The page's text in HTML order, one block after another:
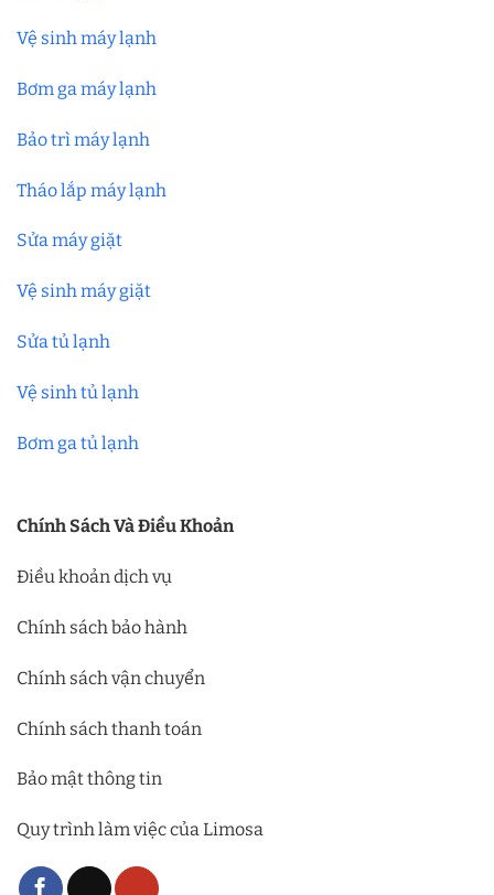
Vệ sinh máy lạnh
Bơm ga máy lạnh
Bảo trì máy lạnh
Tháo lắp máy lạnh
Sửa máy giặt
Vệ sinh máy giặt
Sửa tủ lạnh
Vệ sinh tủ lạnh
Bơm ga tủ lạnh
Chính Sách Và Điều Khoản
Điều khoản dịch vụ
Chính sách bảo hành
Chính sách vận chuyển
Chính sách thanh toán
Bảo mật thông tin
Quy trình làm việc của Limosa